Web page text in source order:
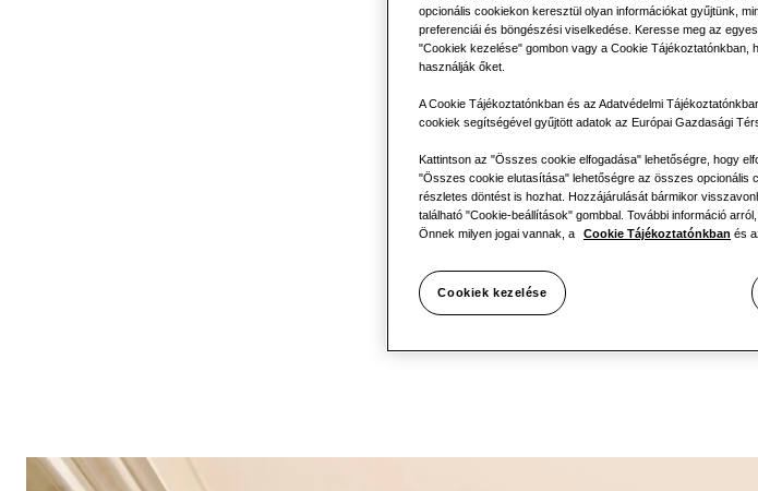
Innovatív
Az Ön
igazítva.
opcionális cookiekon keresztül olyan információkat gyűjtünk,
preferenciái és böngészési viselkedése. Keresse meg az
"Cookiek kezelése" gombon vagy a Cookie Tájékoztatónkban,
használják őket.
A Cookie Tájékoztatónkban és az Adatvédelmi
cookiek segítségével gyűjtött adatok az Európai Gazdasági
Kattintson az "Összes cookie elfogadása" lehetőségre, hogy
"Összes cookie elutasítása" lehetőségre az összes opcionális
részletes döntést is hozhat. Hozzájárulását bármikor
található "Cookie-beállítások" gombbal. További információ
Önnek milyen jogai vannak, a
Cookie Tájékoztatónkban és
Cookiek kezelése